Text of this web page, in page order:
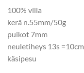
100% villa
kerä n.55mm/50g
puikot 7mm
neuletiheys 13s =10cm
käsipesu